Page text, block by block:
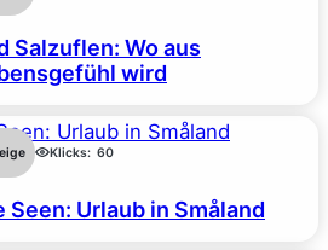
Salzuflen: Wo aus
wird
Klicks: 60
Seen: Urlaub in Småland